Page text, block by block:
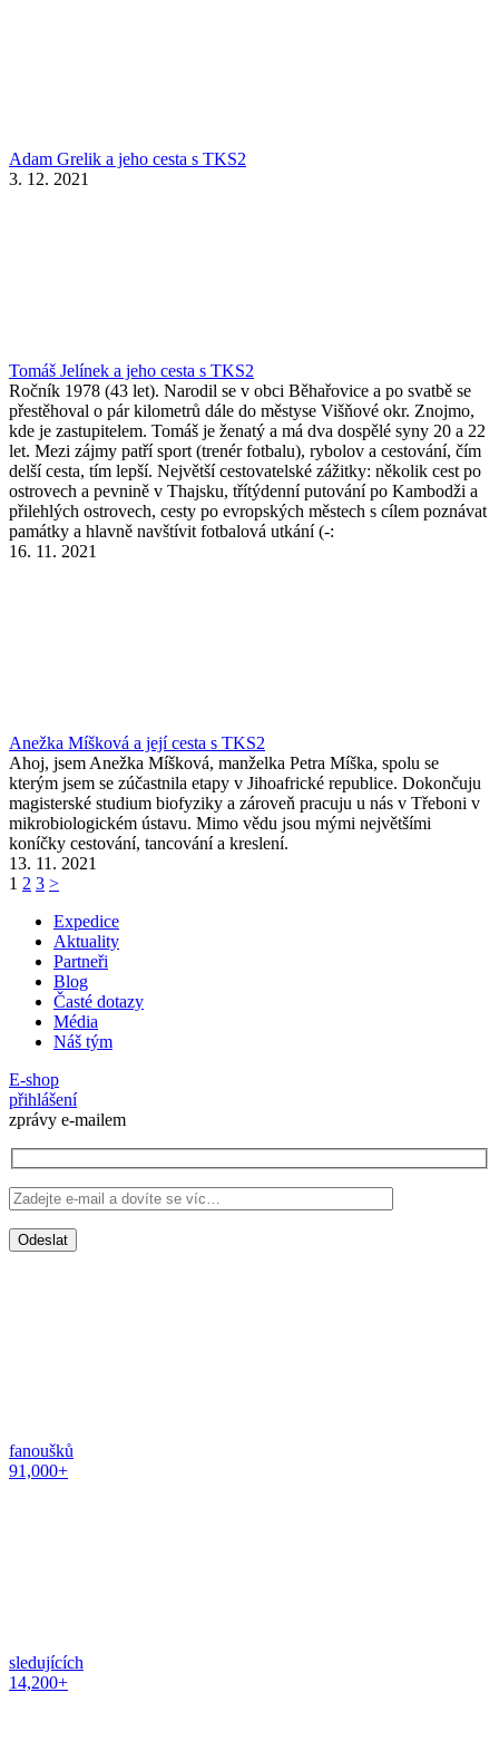
Adam Grelik a jeho cesta s TKS2
3. 12. 2021
Tomáš Jelínek a jeho cesta s TKS2
Ročník 1978 (43 let). Narodil se v obci Běhařovice a po svatbě se
přestěhoval o pár kilometrů dále do městyse Višňové okr. Znojmo,
kde je zastupitelem. Tomáš je ženatý a má dva dospělé syny 20 a 22
let. Mezi zájmy patří sport (trenér fotbalu), rybolov a cestování, čím
delší cesta, tím lepší. Největší cestovatelské zážitky: několik cest po
ostrovech a pevnině v Thajsku, třítýdenní putování po Kambodži a
přilehlých ostrovech, cesty po evropských městech s cílem poznávat
památky a hlavně navštívit fotbalová utkání (-:
16. 11. 2021
Anežka Míšková a její cesta s TKS2
Ahoj, jsem Anežka Míšková, manželka Petra Míška, spolu se
kterým jsem se zúčastnila etapy v Jihoafrické republice. Dokončuju
magisterské studium biofyziky a zároveň pracuju u nás v Třeboni v
mikrobiologickém ústavu. Mimo vědu jsou mými největšími
koníčky cestování, tancování a kreslení.
13. 11. 2021
1 2 3 >
Expedice
Aktuality
Partneři
Blog
Časté dotazy
Média
Náš tým
E-shop
přihlášení
zprávy e-mailem
fanoušků
91,000+
sledujících
14,200+